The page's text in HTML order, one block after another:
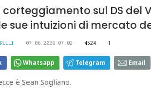
corteggiamento sul DS del
sue intuizioni di mercato
07.06.2026 07:02 4524 1
Whatsapp Telegram Email
è Sean Sogliano.